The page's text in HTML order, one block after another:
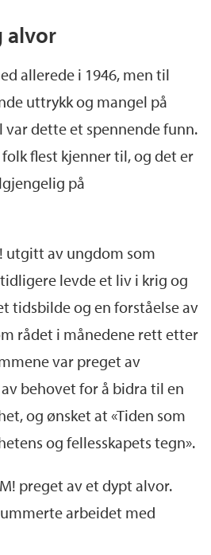
alvor
allerede i 1946, men til
uttrykk og mangel på
dette et spennende funn.
flest kjenner til, og det er
på
utgitt av ungdom som
levde et liv i krig og
tidsbilde og en forståelse av
rådet i månedene rett etter
var preget av
behovet for å bidra til en
og ønsket at «Tiden som
og fellesskapets tegn».
preget av et dypt alvor.
arbeidet med